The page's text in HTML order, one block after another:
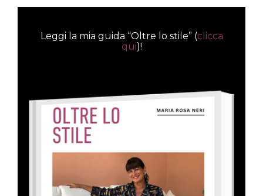
Leggi la mia guida “Oltre lo stile” (clicca
qui)!